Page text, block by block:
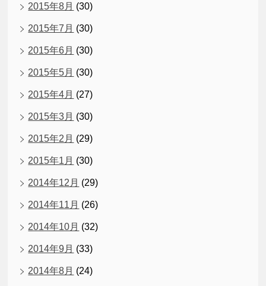
2015年8月 (30)
2015年7月 (30)
2015年6月 (30)
2015年5月 (30)
2015年4月 (27)
2015年3月 (30)
2015年2月 (29)
2015年1月 (30)
2014年12月 (29)
2014年11月 (26)
2014年10月 (32)
2014年9月 (33)
2014年8月 (24)